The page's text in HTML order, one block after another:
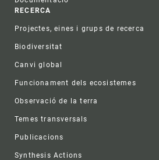
RECERCA
Projectes, eines i grups de recerca
Biodiversitat
Canvi global
Funcionament dels ecosistemes
Observació de la terra
Temes transversals
Publicacions
Synthesis Actions